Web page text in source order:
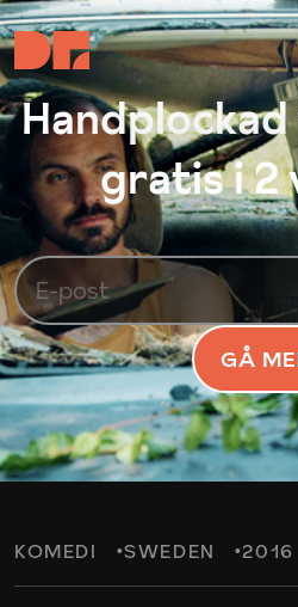
gratis i 2
GÅ
KOMEDI SWEDEN 2016